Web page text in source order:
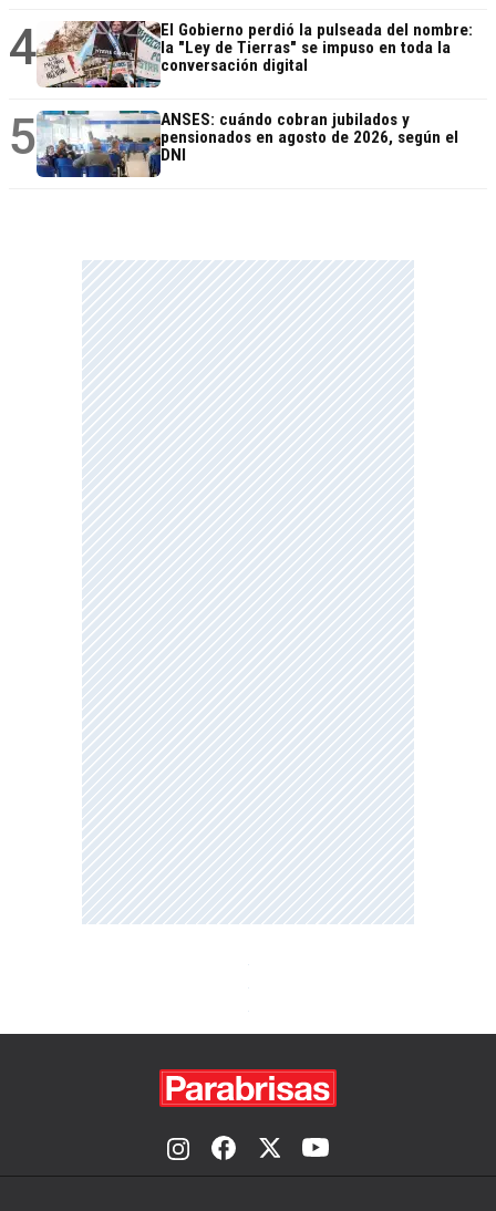
4
El Gobierno perdió la pulseada del nombre:
la "Ley de Tierras" se impuso en toda la
conversación digital
5
ANSES: cuándo cobran jubilados y
pensionados en agosto de 2026, según el
DNI